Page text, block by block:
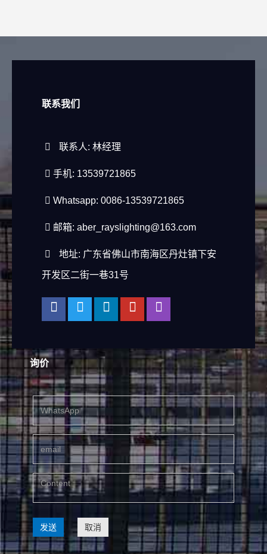
联系我们
联系人: 林经理
手机: 13539721865
Whatsapp: 0086-13539721865
邮箱: aber_rayslighting@163.com
地址: 广东省佛山市南海区丹灶镇下安
开发区二街一巷31号
询价
发送 取消